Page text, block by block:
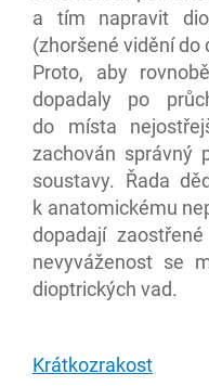
a tím napravit
(zhoršené vidění
Proto, aby
dopadaly po
do místa
zachován správný
soustavy. Řada
k anatomickému
dopadají
nevyváženost se
dioptrických vad.
Krátkozrakost